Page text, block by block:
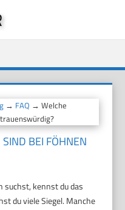
→ FAQ → Welche
BEI FÖHNEN
suchst, kennst du das
du viele Siegel. Manche